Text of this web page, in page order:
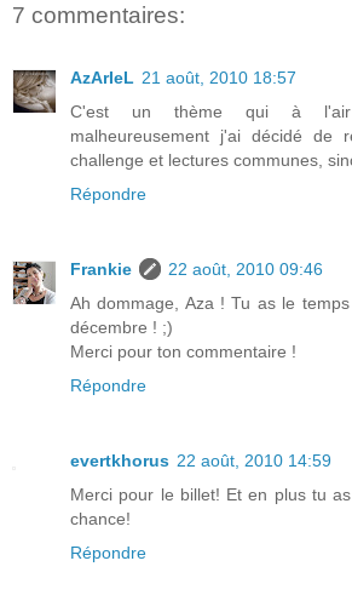
7 commentaires:
AzArIeL 21 août, 2010 18:57
C'est un thème qui à l'air
malheureusement j'ai décidé de
challenge et lectures communes,
Répondre
Frankie
22 août, 2010 09:46
Ah dommage, Aza ! Tu as le
décembre ! ;)
Merci pour ton commentaire !
Répondre
evertkhorus 22 août, 2010 14:59
Merci pour le billet! Et en plus tu
chance!
Répondre